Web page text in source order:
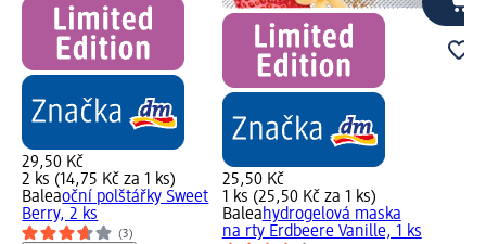
29,50 Kč
2 ks (14,75 Kč za 1 ks)
Baleaoční polštářky Sweet
Berry, 2 ks
(3)
25,50 Kč
1 ks (25,50 Kč za 1 ks)
Baleahydrogelová maska
na rty Erdbeere Vanille, 1 ks